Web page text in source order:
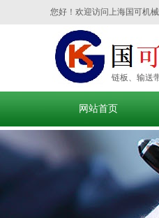
您好！欢迎访问上海国可机
链板、输送
网站首页